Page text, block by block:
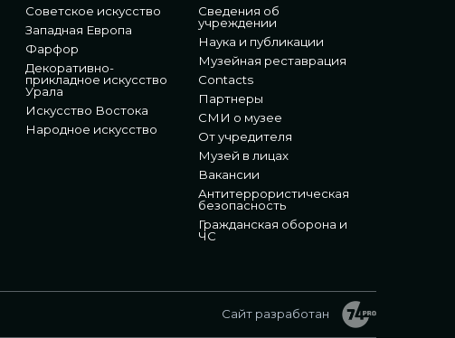
Советское искусство
Западная Европа
Фарфор
Декоративно-
прикладное искусство
Урала
Искусство Востока
Народное искусство
Сведения об
учреждении
Наука и публикации
Музейная реставрация
Contacts
Партнеры
СМИ о музее
От учредителя
Музей в лицах
Вакансии
Антитеррористическая
безопасность
Гражданская оборона и
ЧС
Сайт разработан